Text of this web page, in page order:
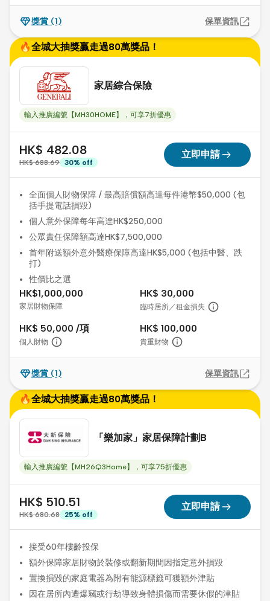
獎賞 (1) 保單資訊
🔥全城大抽獎贏走過80萬獎品！
家居綜合保險
輸入推廣編號【MH30HOME】，可享7折優惠
HK$ 482.08
HK$ 688.69 30% off
立即申請arrow_right_alt
全面個人財物保障 / 最高賠償額高達每件港幣$50,000 (包
括手提電話損毀)
個人意外保障每年高達HK$250,000
公眾責任保障額高達HK$7,500,000
首年附送額外意外醫療保障高達HK$5,000 (包括中醫、跌
打)
性價比之選
HK$1,000,000
家居財物保障
HK$ 30,000
臨時居所／租金損失
HK$ 50,000 /項
個人財物
HK$ 100,000
貴重財物
獎賞 (1) 保單資訊
🔥全城大抽獎贏走過80萬獎品！
「樂加家」家居保障計劃B
輸入推廣編號【MH26Q3Home】，可享75折優惠
HK$ 510.51
HK$ 680.68 25% off
立即申請arrow_right_alt
接受60年樓齡投保
額外保障家居財物於裝修或翻新期間因指定意外損毀
置換損毀的家庭電器為附有能源標籤可獲額外津貼
因在居所內遭爆竊或行劫導致身體損傷而需要休假的津貼